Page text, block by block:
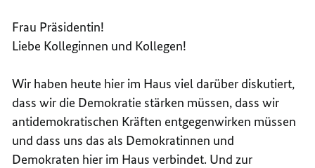
Frau Präsidentin!
Liebe Kolleginnen und Kollegen!
Wir haben heute hier im Haus viel darüber diskutiert,
dass wir die Demokratie stärken müssen, dass wir
antidemokratischen Kräften entgegenwirken müssen
und dass uns das als Demokratinnen und
Demokraten hier im Haus verbindet. Und zur